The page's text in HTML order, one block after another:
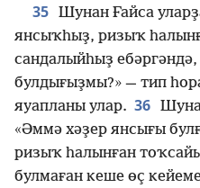
35 Шунан Ғайса
янсыҡһыҙ, ризыҡ
сандалыйһыҙ
булдығыҙмы?» — тип
яуапланы улар. 36
«Әммә хәҙер янсығы
ризыҡ һалынған
булмаған кеше өҫ